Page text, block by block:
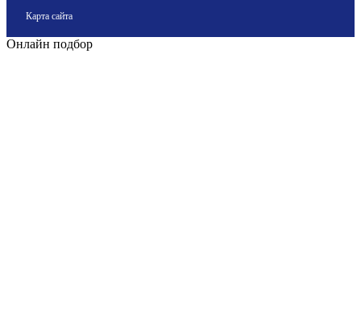
Карта сайта
Онлайн подбор